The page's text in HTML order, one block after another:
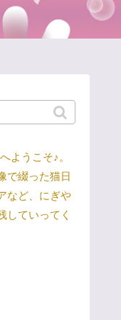
ようこそ♪。
で綴った猫日
など、にぎや
していってく